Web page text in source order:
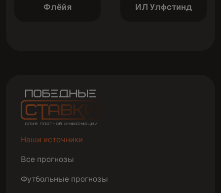
Флёйя ИЛ Улфстинд
Наши источники
Все прогнозы
Футбольные прогнозы